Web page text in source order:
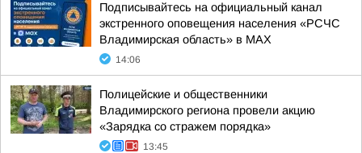
Подписывайтесь на официальный канал
экстренного оповещения населения «РСЧС
Владимирская область» в МАХ
14:06
Полицейские и общественники
Владимирского региона провели акцию
«Зарядка со стражем порядка»
13:45